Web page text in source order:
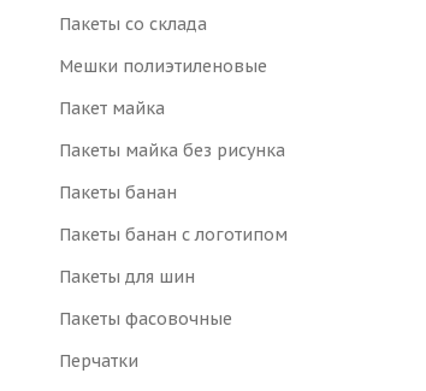
Пакеты со склада
Мешки полиэтиленовые
Пакет майка
Пакеты майка без рисунка
Пакеты банан
Пакеты банан с логотипом
Пакеты для шин
Пакеты фасовочные
Перчатки